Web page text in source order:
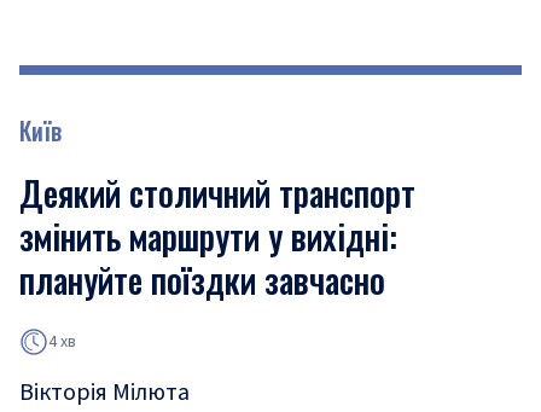
Київ
Деякий столичний транспорт
змінить маршрути у вихідні:
плануйте поїздки завчасно
4 хв
Вікторія Мілюта